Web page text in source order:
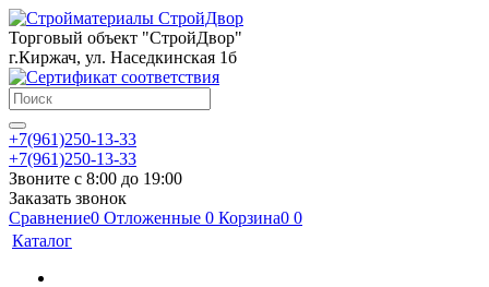
Торговый объект "СтройДвор"
г.Киржач, ул. Наседкинская 1б
+7(961)250-13-33
+7(961)250-13-33
Звоните с 8:00 до 19:00
Заказать звонок
Сравнение0 Отложенные 0 Корзина0 0
Каталог